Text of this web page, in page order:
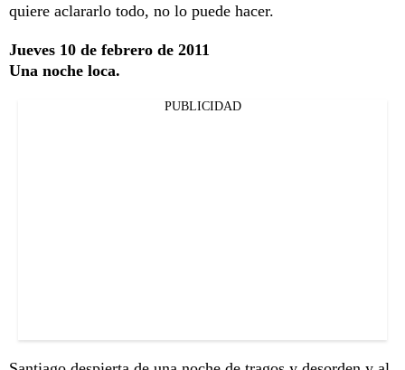
quiere aclararlo todo, no lo puede hacer.
Jueves 10 de febrero de 2011
Una noche loca.
PUBLICIDAD